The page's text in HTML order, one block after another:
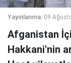
Yayınlanma: 09
Afganistan
Hakkani'nin